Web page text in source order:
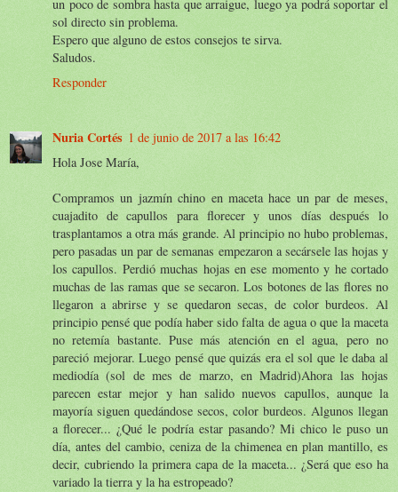
un poco de sombra hasta que arraigue, luego ya podrá soportar el
sol directo sin problema.
Espero que alguno de estos consejos te sirva.
Saludos.
Responder
Nuria Cortés 1 de junio de 2017 a las 16:42
Hola Jose María,
Compramos un jazmín chino en maceta hace un par de meses,
cuajadito de capullos para florecer y unos días después lo
trasplantamos a otra más grande. Al principio no hubo problemas,
pero pasadas un par de semanas empezaron a secársele las hojas y
los capullos. Perdió muchas hojas en ese momento y he cortado
muchas de las ramas que se secaron. Los botones de las flores no
llegaron a abrirse y se quedaron secas, de color burdeos. Al
principio pensé que podía haber sido falta de agua o que la maceta
no retemía bastante. Puse más atención en el agua, pero no
pareció mejorar. Luego pensé que quizás era el sol que le daba al
mediodía (sol de mes de marzo, en Madrid)Ahora las hojas
parecen estar mejor y han salido nuevos capullos, aunque la
mayoría siguen quedándose secos, color burdeos. Algunos llegan
a florecer... ¿Qué le podría estar pasando? Mi chico le puso un
día, antes del cambio, ceniza de la chimenea en plan mantillo, es
decir, cubriendo la primera capa de la maceta... ¿Será que eso ha
variado la tierra y la ha estropeado?